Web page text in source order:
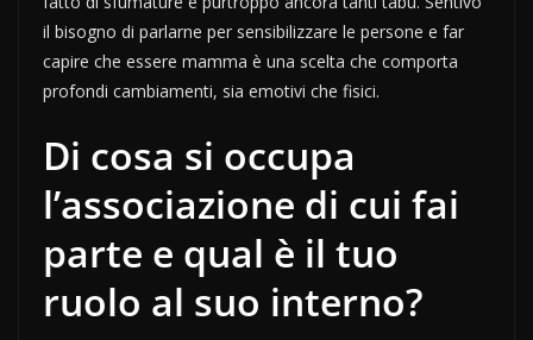
il bisogno di parlarne per sensibilizzare le persone e far
capire che essere mamma è una scelta che comporta
profondi cambiamenti, sia emotivi che fisici.
Di cosa si occupa
l’associazione di cui fai
parte e qual è il tuo
ruolo al suo interno?